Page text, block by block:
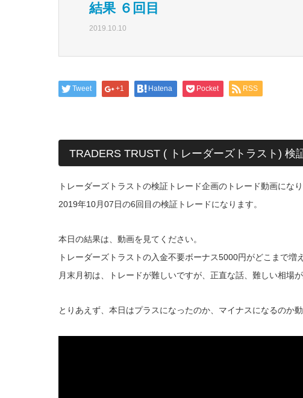
結果 ６回目
2019.10.10
Tweet +1 Hatena Pocket RSS
TRADERS TRUST ( トレーダーズトラスト) 検
トレーダーズトラストの検証トレード企画のトレード動画になり
2019年10月07日の6回目の検証トレードになります。
本日の結果は、動画を見てください。
トレーダーズトラストの入金不要ボーナス5000円がどこまで増
月末月初は、トレードが難しいですが、正直な話、難しい相場が
とりあえず、本日はプラスになったのか、マイナスになるのか